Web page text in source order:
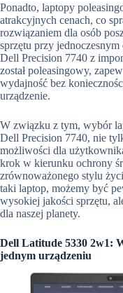
Ponadto, laptopy
atrakcyjnych cenach, co
rozwiązaniem dla osób
sprzętu przy
Dell Precision 7740 z
został poleasingowy,
wydajność bez
urządzenie.
W związku z tym, wybór
Dell Precision 7740, nie
możliwości dla
krok w kierunku ochrony
zrównoważonego stylu
taki laptop, możemy być
wysokiej jakości sprzętu,
dla naszej planety.
Dell Latitude 5330 2w1:
jednym urządzeniu